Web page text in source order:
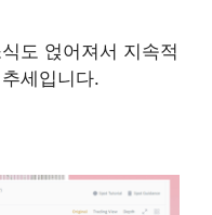
도 얹어져서 지속적
세입니다.